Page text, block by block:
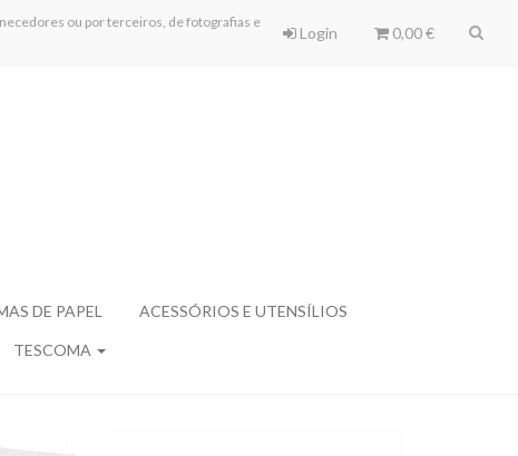
ou por terceiros, de fotografias e
Login 0,00 €
DE PAPEL ACESSÓRIOS E UTENSÍLIOS
TESCOMA